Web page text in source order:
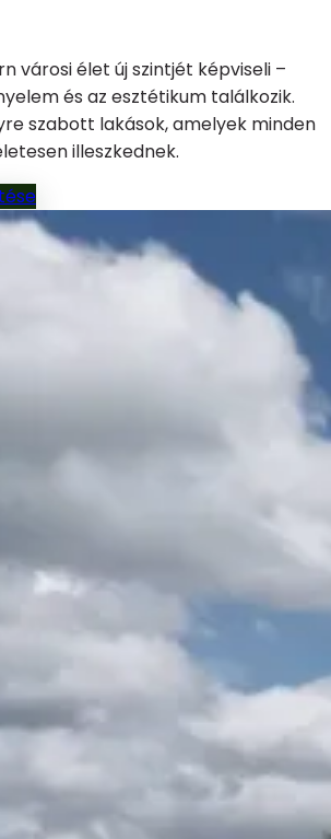
városi élet új szintjét képviseli –
és az esztétikum találkozik.
szabott lakások, amelyek minden
illeszkednek.